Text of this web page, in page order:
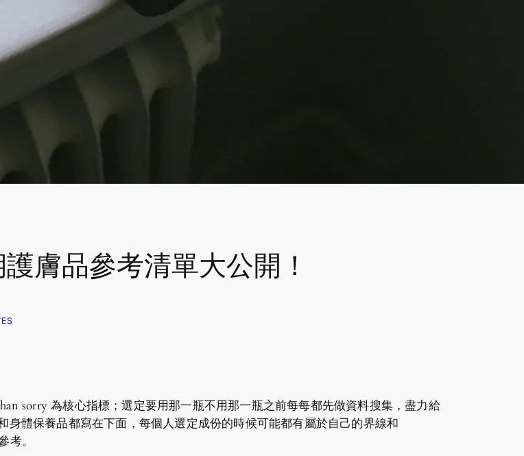
膚品參考清單大公開！
sorry 為核心指標；選定要用那一瓶不用那一瓶之前每每都先做資料搜集，盡力給
體保養品都寫在下面，每個人選定成份的時候可能都有屬於自己的界線和
。